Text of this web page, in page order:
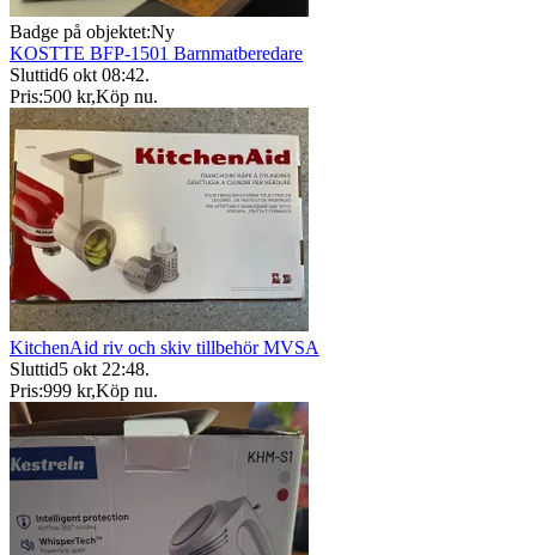
Badge på objektet:Ny
KOSTTE BFP-1501 Barnmatberedare
Sluttid6 okt 08:42.
Pris:500 kr,Köp nu.
KitchenAid riv och skiv tillbehör MVSA
Sluttid5 okt 22:48.
Pris:999 kr,Köp nu.